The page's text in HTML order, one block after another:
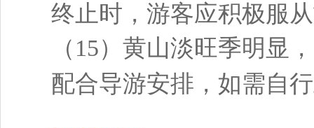
终止时，游客应积极服
（15）黄山淡旺季明显
配合导游安排，如需自